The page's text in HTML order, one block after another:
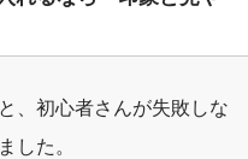
、初心者さんが失敗しな
した。